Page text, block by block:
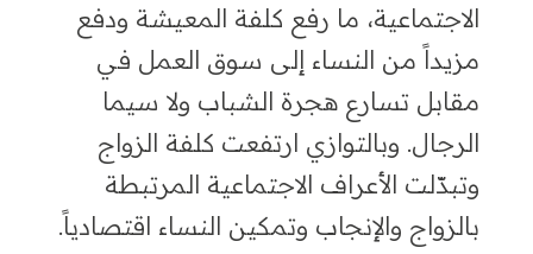
الاجتماعية، ما رفع كلفة المعيشة ودفع
مزيداً من النساء إلى سوق العمل في
مقابل تسارع هجرة الشباب ولا سيما
الرجال. وبالتوازي ارتفعت كلفة الزواج
وتبدّلت الأعراف الاجتماعية المرتبطة
بالزواج والإنجاب وتمكين النساء اقتصادياً.